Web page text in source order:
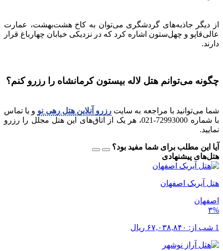
از دیگر جاذبه‌های گردشگری می‌توان به کاخ هشت‌بهشت، عمارت
عالی‌قاپو و چهل‌ستون اشاره کرد که در نزدیکی خیابان چهارباغ قرار
دارند.
چگونه می‌توانم هتل لاله بیستون کرمانشاه را رزرو کنم؟
شما می‌توانید با مراجعه به سایت رزرو آنلاین هتل رهی نو و یا تماس
با شماره 72993000-021، هر یک از اتاق‌های این هتل مجلل را رزرو
نمایید.
آیا این مطلب برای شما مفید بود؟
هتل‌های پیشنهادی
هتل آیریک اصفهان
اصفهان
۳%
1 شب از: ۶۷,۰۳۸,۸۴۰ ریال